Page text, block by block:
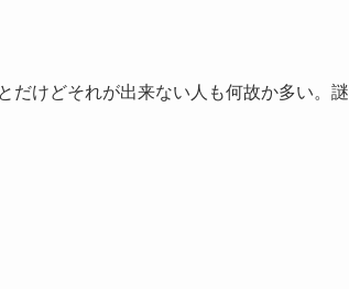
だけどそれが出来ない人も何故か多い。謎